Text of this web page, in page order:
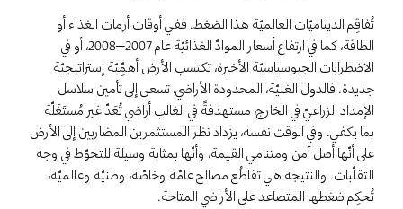
تُفاقِم الديناميّات العالميّة هذا الضغط. ففي أوقات أزمات الغذاء أو
الطاقة، كما في ارتفاع أسعار الموادّ الغذائيّة عام 2007–2008، أو في
الاضطرابات الجيوسياسيّة الأخيرة، تكتسب الأرض أهمِّيّة إستراتيجيّة
جديدة. فالدول الغنيّة، المحدودة الأراضي، تسعى إلى تأمين سلاسل
الإمداد الزراعيّ في الخارج، مستهدفةً في الغالب أراضي تُعَدّ غير مُستَغَلّة
بما يكفي. وفي الوقت نفسه، يزداد نظر المستثمرين المضاربين إلى الأرض
على أنّها أصل آمن ومتنامي القيمة، وأنّها بمثابة وسيلة للتحوّط في وجه
التقلّبات. والنتيجة هي تقاطُع مصالح عامّة وخاصّة، وطنيّة وعالميّة،
تُحكِم ضغطها المتصاعد على الأراضي المتاحة.